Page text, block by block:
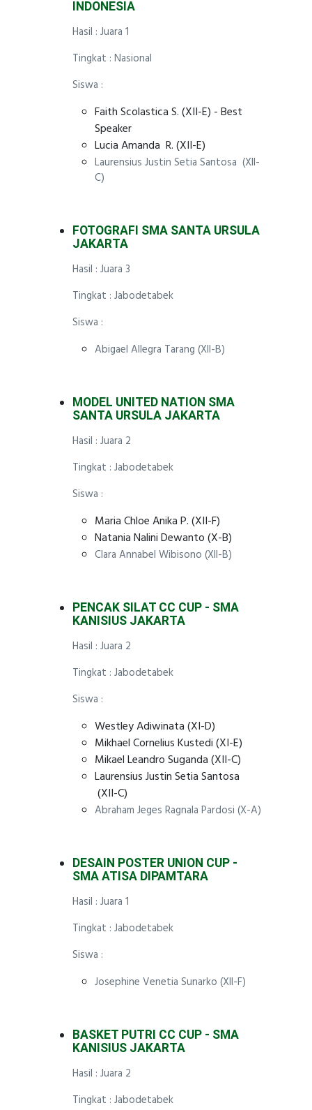
INDONESIA
Hasil : Juara 1
Tingkat : Nasional
Siswa :
Faith Scolastica S. (XII-E) - Best
Speaker
Lucia Amanda R. (XII-E)
Laurensius Justin Setia Santosa (XII-
C)
FOTOGRAFI SMA SANTA URSULA
JAKARTA
Hasil : Juara 3
Tingkat : Jabodetabek
Siswa :
Abigael Allegra Tarang (XII-B)
MODEL UNITED NATION SMA
SANTA URSULA JAKARTA
Hasil : Juara 2
Tingkat : Jabodetabek
Siswa :
Maria Chloe Anika P. (XII-F)
Natania Nalini Dewanto (X-B)
Clara Annabel Wibisono (XII-B)
PENCAK SILAT CC CUP - SMA
KANISIUS JAKARTA
Hasil : Juara 2
Tingkat : Jabodetabek
Siswa :
Westley Adiwinata (XI-D)
Mikhael Cornelius Kustedi (XI-E)
Mikael Leandro Suganda (XII-C)
Laurensius Justin Setia Santosa
(XII-C)
Abraham Jeges Ragnala Pardosi (X-A)
DESAIN POSTER UNION CUP -
SMA ATISA DIPAMTARA
Hasil : Juara 1
Tingkat : Jabodetabek
Siswa :
Josephine Venetia Sunarko (XII-F)
BASKET PUTRI CC CUP - SMA
KANISIUS JAKARTA
Hasil : Juara 2
Tingkat : Jabodetabek